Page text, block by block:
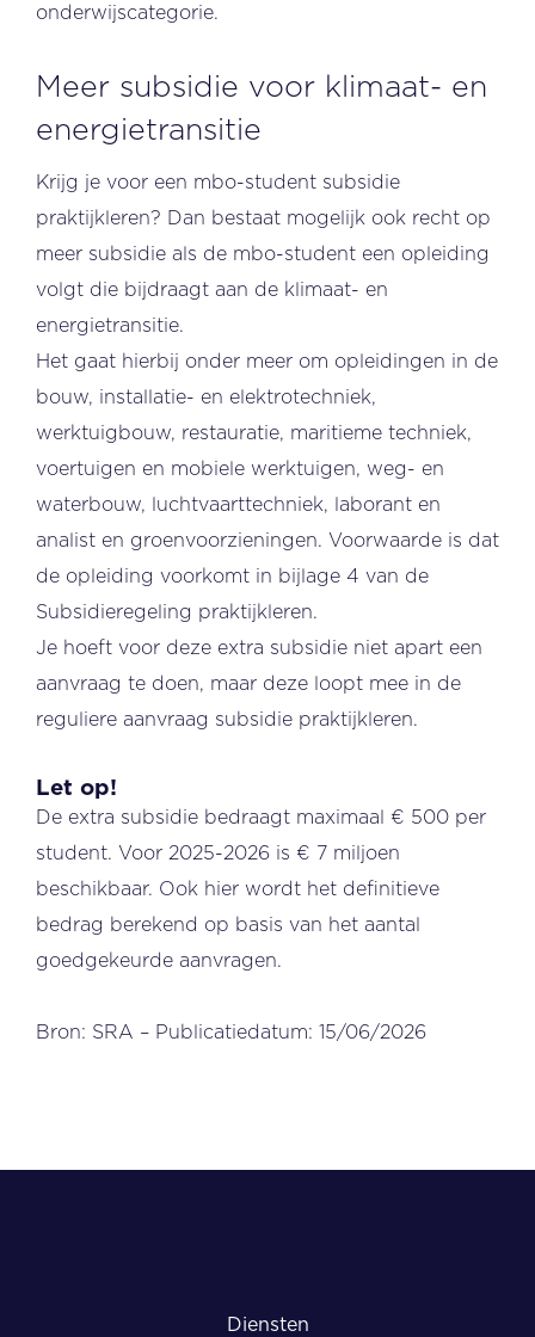
onderwijscategorie.
Meer subsidie voor klimaat- en
energietransitie
Krijg je voor een mbo-student subsidie
praktijkleren? Dan bestaat mogelijk ook recht op
meer subsidie als de mbo-student een opleiding
volgt die bijdraagt aan de klimaat- en
energietransitie.
Het gaat hierbij onder meer om opleidingen in de
bouw, installatie- en elektrotechniek,
werktuigbouw, restauratie, maritieme techniek,
voertuigen en mobiele werktuigen, weg- en
waterbouw, luchtvaarttechniek, laborant en
analist en groenvoorzieningen. Voorwaarde is dat
de opleiding voorkomt in bijlage 4 van de
Subsidieregeling praktijkleren.
Je hoeft voor deze extra subsidie niet apart een
aanvraag te doen, maar deze loopt mee in de
reguliere aanvraag subsidie praktijkleren.
Let op!
De extra subsidie bedraagt maximaal € 500 per
student. Voor 2025-2026 is € 7 miljoen
beschikbaar. Ook hier wordt het definitieve
bedrag berekend op basis van het aantal
goedgekeurde aanvragen.
Bron: SRA – Publicatiedatum: 15/06/2026
Diensten